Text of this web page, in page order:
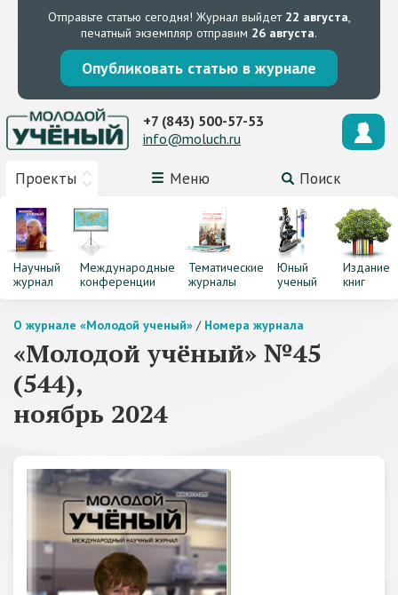
Отправьте статью сегодня! Журнал выйдет 22 августа,
печатный экземпляр отправим 26 августа.
Опубликовать статью в журнале
Проекты Меню Поиск
+7 (843) 500-57-53
info@moluch.ru
Научный
журнал
Международные
конференции
Тематические
журналы
Юный
ученый
Издание
книг
О журнале «Молодой ученый» / Номера журнала
«Молодой учёный» №45
(544),
ноябрь 2024